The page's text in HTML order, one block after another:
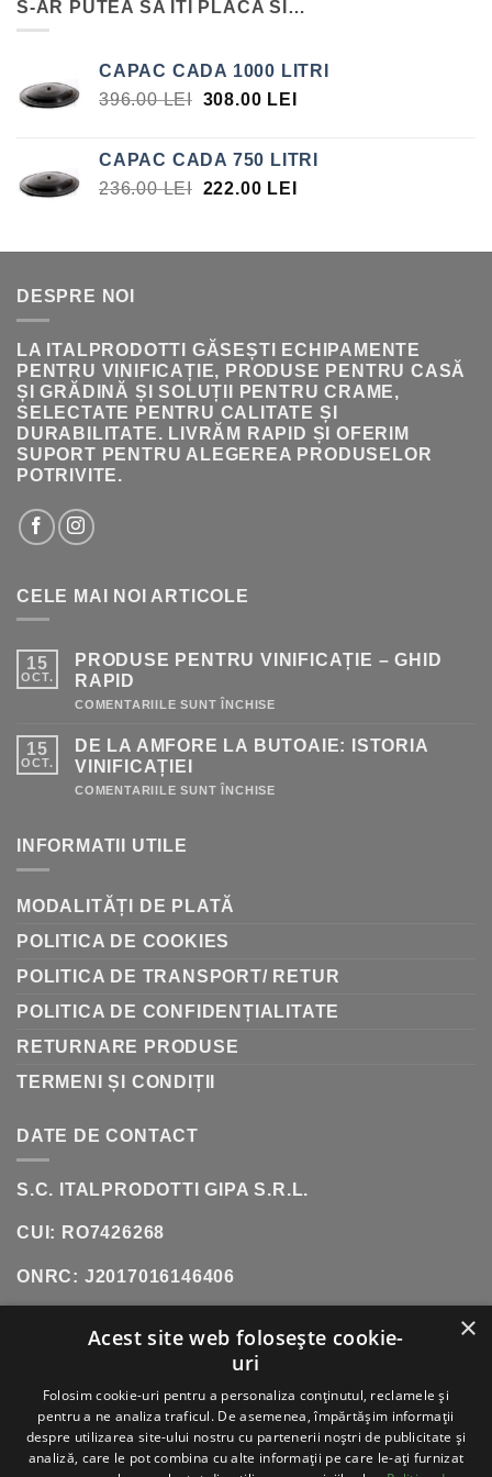
S-AR PUTEA SA ITI PLACA SI…
CAPAC CADA 1000 LITRI
396.00LEI PREȚUL
FOST:
396.00 LEI.
308.00 LEI PREȚUL
308.00 LEI.
CAPAC CADA 750 LITRI
236.00LEI PREȚUL
FOST:
222.00 LEI PREȚUL
222.00 LEI.
DESPRE NOI
LA ITALPRODOTTI GĂSEȘTI ECHIPAMENTE
PENTRU VINIFICAȚIE, PRODUSE PENTRU CASĂ
ȘI GRĂDINĂ ȘI SOLUȚII PENTRU CRAME,
SELECTATE PENTRU CALITATE ȘI
DURABILITATE. LIVRĂM RAPID ȘI OFERIM
SUPORT PENTRU ALEGEREA PRODUSELOR
POTRIVITE.
CELE MAI NOI ARTICOLE
15
OCT.
PRODUSE PENTRU VINIFICAȚIE – GHID
RAPID
COMENTARIILE SUNT ÎNCHISE
VINIFICAȚIE
15
OCT.
DE LA AMFORE LA BUTOAIE: ISTORIA
VINIFICAȚIEI
COMENTARIILE SUNT ÎNCHISE
INFORMATII UTILE
MODALITĂȚI DE PLATĂ
POLITICA DE COOKIES
POLITICA DE TRANSPORT/ RETUR
POLITICA DE CONFIDENȚIALITATE
RETURNARE PRODUSE
TERMENI ȘI CONDIȚII
DATE DE CONTACT
S.C. ITALPRODOTTI GIPA S.R.L.
CUI: RO7426268
ONRC: J2017016146406
SOS. OLTENITEI, NR. 181, POPESTI-
LEORDENI (INCINTA DANUBIANA)
×
Acest site web folosește cookie-
uri
Folosim cookie-uri pentru a personaliza conținutul, reclamele și
pentru a ne analiza traficul. De asemenea, împărtășim informații
despre utilizarea site-ului nostru cu partenerii noștri de publicitate și
analiză, care le pot combina cu alte informații pe care le-ați furnizat